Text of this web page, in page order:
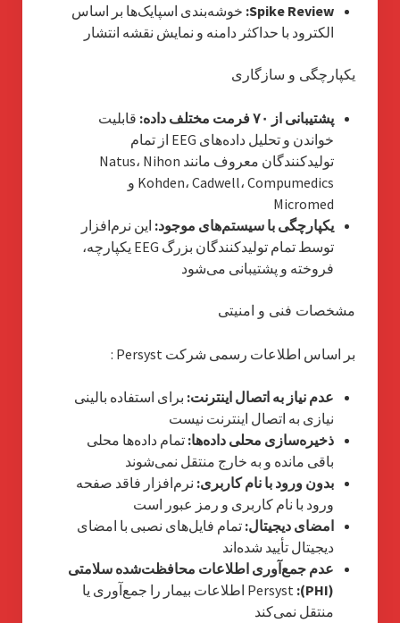
Spike Review: خوشه‌بندی اسپایک‌ها بر اساس
الکترود با حداکثر دامنه و نمایش نقشه انتشار
یکپارچگی و سازگاری
پشتیبانی از ۷۰ فرمت مختلف داده:
قابلیت
خواندن و تحلیل داده‌های EEG از تمام
تولیدکنندگان معروف مانند Natus، Nihon
Kohden، Cadwell، Compumedics و
Micromed
یکپارچگی با سیستم‌های موجود: این نرم‌افزار
توسط تمام تولیدکنندگان بزرگ EEG یکپارچه،
فروخته و پشتیبانی می‌شود
مشخصات فنی و امنیتی
بر اساس اطلاعات رسمی شرکت Persyst :
عدم نیاز به اتصال اینترنت: برای استفاده بالینی
نیازی به اتصال اینترنت نیست
ذخیره‌سازی محلی داده‌ها: تمام داده‌ها محلی
باقی مانده و به خارج منتقل نمی‌شوند
بدون ورود با نام کاربری: نرم‌افزار فاقد صفحه
ورود با نام کاربری و رمز عبور است
امضای دیجیتال: تمام فایل‌های نصبی با امضای
دیجیتال تأیید شده‌اند
عدم جمع‌آوری اطلاعات محافظت‌شده سلامتی
(PHI):
Persyst اطلاعات بیمار را جمع‌آوری یا
منتقل نمی‌کند